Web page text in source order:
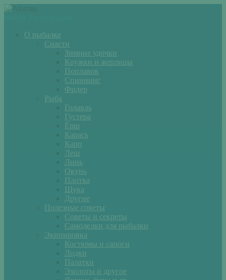
О рыбалке
Снасти
Зимние удочки
Кружки и жерлицы
Поплавок
Спиннинг
Фидер
Рыба
Голавль
Густера
Ёрш
Карась
Карп
Лещ
Линь
Окунь
Плотва
Щука
Другие
Полезные советы
Советы и секреты
Самоделки для рыбалки
Экипировка
Костюмы и сапоги
Лодки
Палатки
Эхолоты и другое